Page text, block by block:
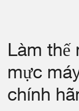
Làm thế
mực
chính